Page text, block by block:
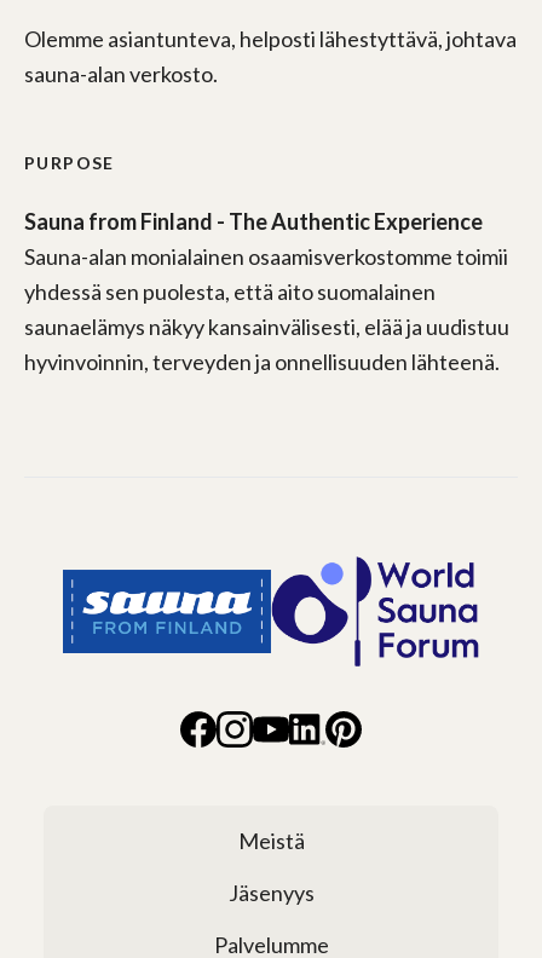
Olemme asiantunteva, helposti lähestyttävä, johtava
sauna-alan verkosto.
PURPOSE
Sauna from Finland - The Authentic Experience
Sauna-alan monialainen osaamisverkostomme toimii
yhdessä sen puolesta, että aito suomalainen
saunaelämys näkyy kansainvälisesti, elää ja uudistuu
hyvinvoinnin, terveyden ja onnellisuuden lähteenä.
Meistä
Jäsenyys
Palvelumme